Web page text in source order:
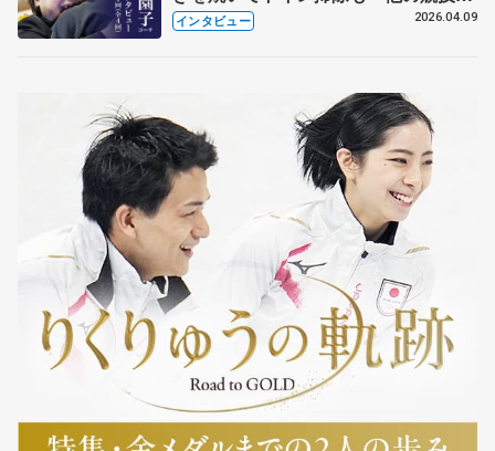
も通用するという坂本花織の筋肉
インタビュー 2026.04.09